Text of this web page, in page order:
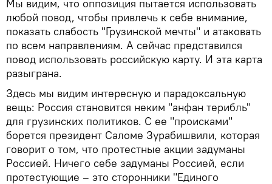
Мы видим, что оппозиция пытается использовать
любой повод, чтобы привлечь к себе внимание,
показать слабость "Грузинской мечты" и атаковать
по всем направлениям. А сейчас представился
повод использовать российскую карту. И эта карта
разыграна.
Здесь мы видим интересную и парадоксальную
вещь: Россия становится неким "анфан терибль"
для грузинских политиков. С ее "происками"
борется президент Саломе Зурабишвили, которая
говорит о том, что протестные акции задуманы
Россией. Ничего себе задуманы Россией, если
протестующие – это сторонники "Единого